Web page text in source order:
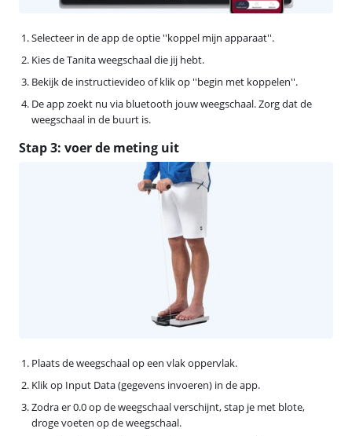
Selecteer in de app de optie ''koppel mijn apparaat''.
Kies de Tanita weegschaal die jij hebt.
Bekijk de instructievideo of klik op ''begin met koppelen''.
De app zoekt nu via bluetooth jouw weegschaal. Zorg dat de
weegschaal in de buurt is.
Stap 3: voer de meting uit
Plaats de weegschaal op een vlak oppervlak.
Klik op Input Data (gegevens invoeren) in de app.
Zodra er 0.0 op de weegschaal verschijnt, stap je met blote,
droge voeten op de weegschaal.